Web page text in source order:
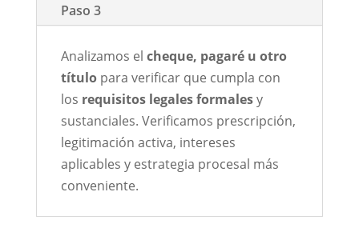
Paso 3
Analizamos el cheque, pagaré u otro
títulopara verificar que cumpla con
los requisitos legales formalesy
sustanciales. Verificamos prescripción,
legitimación activa, intereses
aplicables y estrategia procesal más
conveniente.